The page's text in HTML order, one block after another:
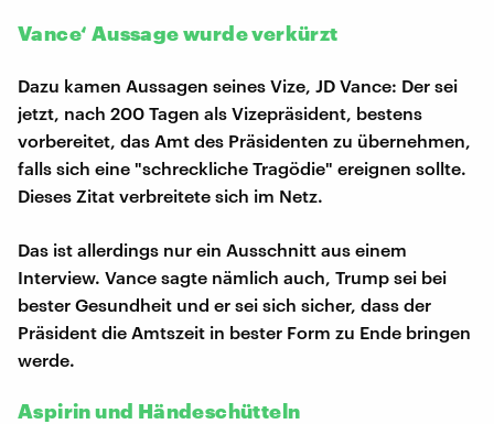
Vance‘ Aussage wurde verkürzt
Dazu kamen Aussagen seines Vize, JD Vance: Der sei
jetzt, nach 200 Tagen als Vizepräsident, bestens
vorbereitet, das Amt des Präsidenten zu übernehmen,
falls sich eine "schreckliche Tragödie" ereignen sollte.
Dieses Zitat verbreitete sich im Netz.
Das ist allerdings nur ein Ausschnitt aus einem
Interview. Vance sagte nämlich auch, Trump sei bei
bester Gesundheit und er sei sich sicher, dass der
Präsident die Amtszeit in bester Form zu Ende bringen
werde.
Aspirin und Händeschütteln